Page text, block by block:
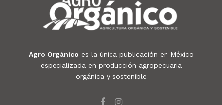
Agro Orgánico es la única publicación en México
especializada en producción agropecuaria
orgánica y sostenible